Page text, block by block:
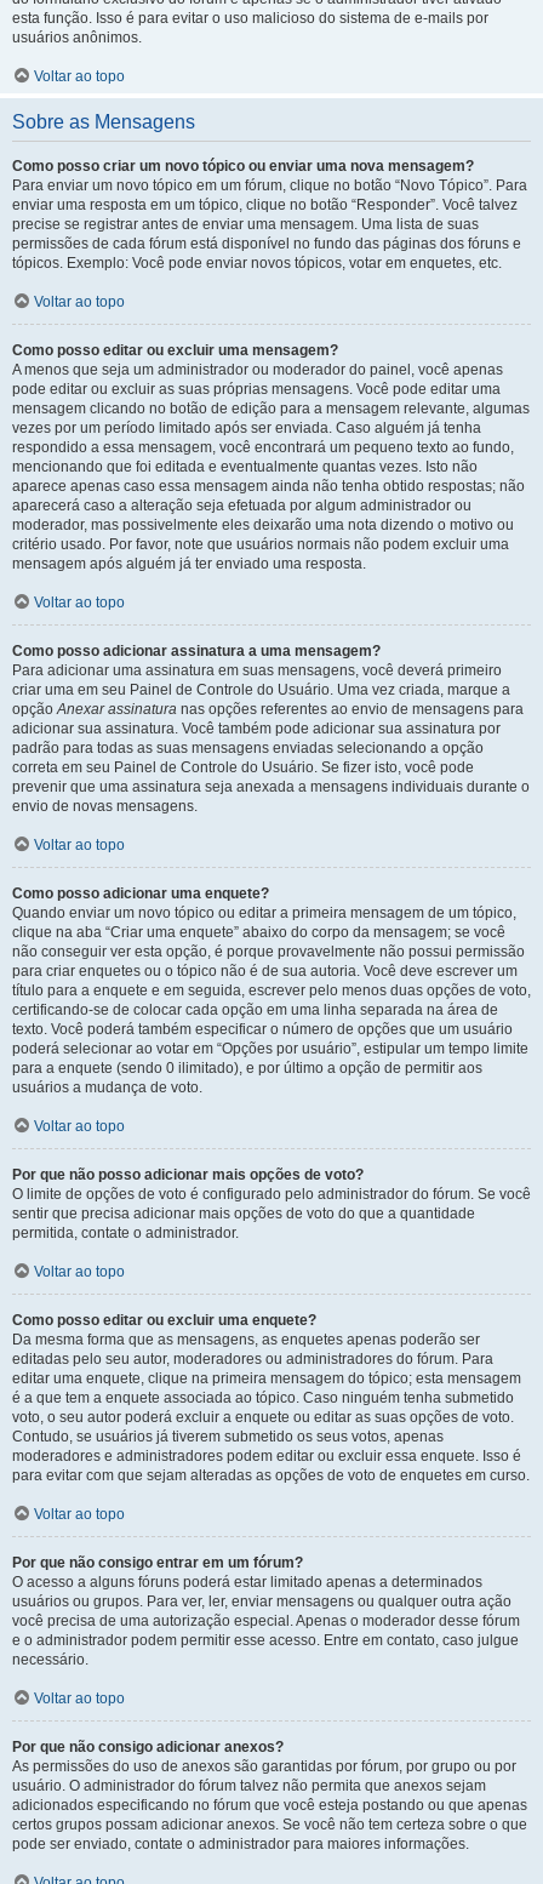
esta função. Isso é para evitar o uso malicioso do sistema de e-mails por
usuários anônimos.
Voltar ao topo
Sobre as Mensagens
Como posso criar um novo tópico ou enviar uma nova mensagem?
Para enviar um novo tópico em um fórum, clique no botão “Novo Tópico”. Para
enviar uma resposta em um tópico, clique no botão “Responder”. Você talvez
precise se registrar antes de enviar uma mensagem. Uma lista de suas
permissões de cada fórum está disponível no fundo das páginas dos fóruns e
tópicos. Exemplo: Você pode enviar novos tópicos, votar em enquetes, etc.
Voltar ao topo
Como posso editar ou excluir uma mensagem?
A menos que seja um administrador ou moderador do painel, você apenas
pode editar ou excluir as suas próprias mensagens. Você pode editar uma
mensagem clicando no botão de edição para a mensagem relevante, algumas
vezes por um período limitado após ser enviada. Caso alguém já tenha
respondido a essa mensagem, você encontrará um pequeno texto ao fundo,
mencionando que foi editada e eventualmente quantas vezes. Isto não
aparece apenas caso essa mensagem ainda não tenha obtido respostas; não
aparecerá caso a alteração seja efetuada por algum administrador ou
moderador, mas possivelmente eles deixarão uma nota dizendo o motivo ou
critério usado. Por favor, note que usuários normais não podem excluir uma
mensagem após alguém já ter enviado uma resposta.
Voltar ao topo
Como posso adicionar assinatura a uma mensagem?
Para adicionar uma assinatura em suas mensagens, você deverá primeiro
criar uma em seu Painel de Controle do Usuário. Uma vez criada, marque a
opçãoAnexar assinatura nas opções referentes ao envio de mensagens para
adicionar sua assinatura. Você também pode adicionar sua assinatura por
padrão para todas as suas mensagens enviadas selecionando a opção
correta em seu Painel de Controle do Usuário. Se fizer isto, você pode
prevenir que uma assinatura seja anexada a mensagens individuais durante o
envio de novas mensagens.
Voltar ao topo
Como posso adicionar uma enquete?
Quando enviar um novo tópico ou editar a primeira mensagem de um tópico,
clique na aba “Criar uma enquete” abaixo do corpo da mensagem; se você
não conseguir ver esta opção, é porque provavelmente não possui permissão
para criar enquetes ou o tópico não é de sua autoria. Você deve escrever um
título para a enquete e em seguida, escrever pelo menos duas opções de voto,
certificando-se de colocar cada opção em uma linha separada na área de
texto. Você poderá também especificar o número de opções que um usuário
poderá selecionar ao votar em “Opções por usuário”, estipular um tempo limite
para a enquete (sendo 0 ilimitado), e por último a opção de permitir aos
usuários a mudança de voto.
Voltar ao topo
Por que não posso adicionar mais opções de voto?
O limite de opções de voto é configurado pelo administrador do fórum. Se você
sentir que precisa adicionar mais opções de voto do que a quantidade
permitida, contate o administrador.
Voltar ao topo
Como posso editar ou excluir uma enquete?
Da mesma forma que as mensagens, as enquetes apenas poderão ser
editadas pelo seu autor, moderadores ou administradores do fórum. Para
editar uma enquete, clique na primeira mensagem do tópico; esta mensagem
é a que tem a enquete associada ao tópico. Caso ninguém tenha submetido
voto, o seu autor poderá excluir a enquete ou editar as suas opções de voto.
Contudo, se usuários já tiverem submetido os seus votos, apenas
moderadores e administradores podem editar ou excluir essa enquete. Isso é
para evitar com que sejam alteradas as opções de voto de enquetes em curso.
Voltar ao topo
Por que não consigo entrar em um fórum?
O acesso a alguns fóruns poderá estar limitado apenas a determinados
usuários ou grupos. Para ver, ler, enviar mensagens ou qualquer outra ação
você precisa de uma autorização especial. Apenas o moderador desse fórum
e o administrador podem permitir esse acesso. Entre em contato, caso julgue
necessário.
Voltar ao topo
Por que não consigo adicionar anexos?
As permissões do uso de anexos são garantidas por fórum, por grupo ou por
usuário. O administrador do fórum talvez não permita que anexos sejam
adicionados especificando no fórum que você esteja postando ou que apenas
certos grupos possam adicionar anexos. Se você não tem certeza sobre o que
pode ser enviado, contate o administrador para maiores informações.